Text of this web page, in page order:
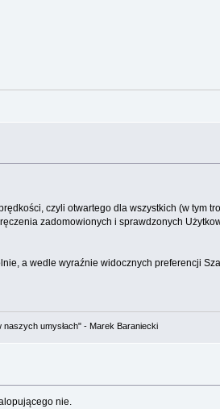
czyli otwartego dla wszystkich (w tym
zadomowionych i sprawdzonych
a wedle wyraźnie widocznych preferencji
umysłach" - Marek Baraniecki
nie.